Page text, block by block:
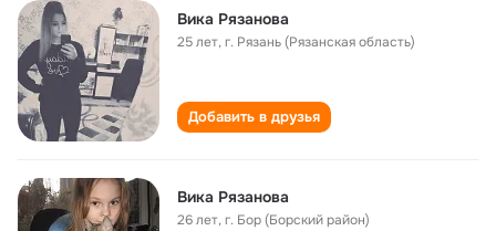
Вика Рязанова
25 лет,г. Рязань (Рязанская область)
Добавить в друзья
Вика Рязанова
26 лет,г. Бор (Борский район)